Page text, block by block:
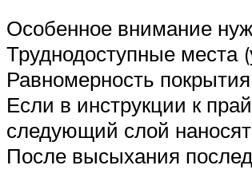
Особенное внимание
Труднодоступные места
Равномерность
Если в инструкции к
следующий слой
После высыхания